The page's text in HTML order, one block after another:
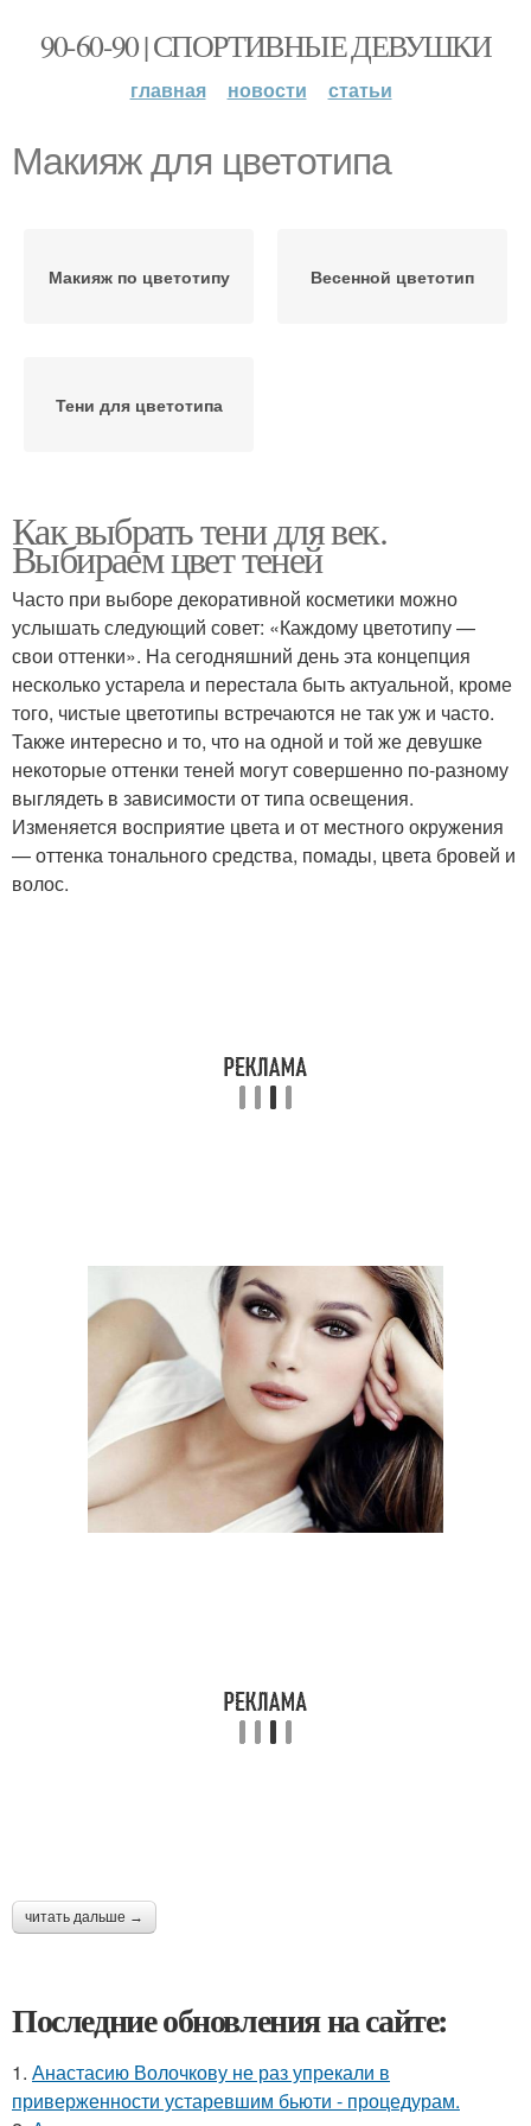
90-60-90 | СПОРТИВНЫЕ ДЕВУШКИ
главная новости статьи
Макияж для цветотипа
Макияж по цветотипу Весенной цветотип
Тени для цветотипа
Как выбрать тени для век.
Выбираем цвет теней
Часто при выборе декоративной косметики можно
услышать следующий совет: «Каждому цветотипу —
свои оттенки». На сегодняшний день эта концепция
несколько устарела и перестала быть актуальной, кроме
того, чистые цветотипы встречаются не так уж и часто.
Также интересно и то, что на одной и той же девушке
некоторые оттенки теней могут совершенно по-разному
выглядеть в зависимости от типа освещения.
Изменяется восприятие цвета и от местного окружения
— оттенка тонального средства, помады, цвета бровей и
волос.
читать дальше →
Последние обновления на сайте:
1. Анастасию Волочкову не раз упрекали в
приверженности устаревшим бьюти - процедурам.